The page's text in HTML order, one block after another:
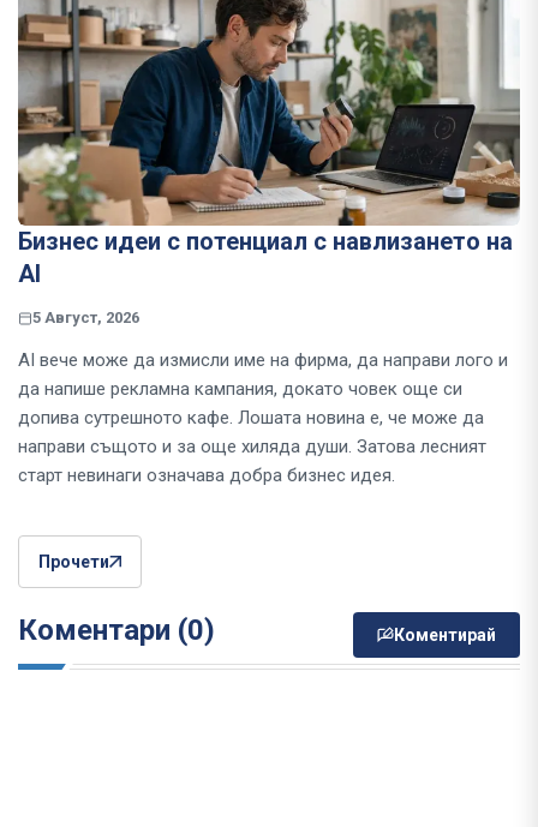
Бизнес идеи с потенциал с навлизането на
AI
5 Август, 2026
AI вече може да измисли име на фирма, да направи лого и
да напише рекламна кампания, докато човек още си
допива сутрешното кафе. Лошата новина е, че може да
направи същото и за още хиляда души. Затова лесният
старт невинаги означава добра бизнес идея.
Прочети
Коментари (0) Коментирай